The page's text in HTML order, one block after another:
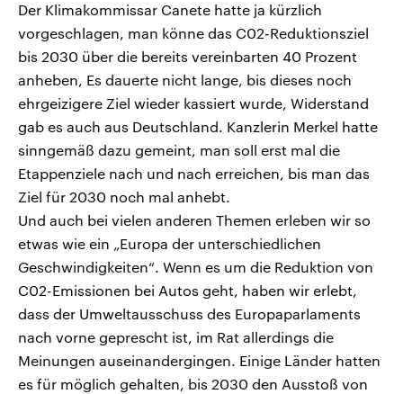
Der Klimakommissar Canete hatte ja kürzlich
vorgeschlagen, man könne das C02-Reduktionsziel
bis 2030 über die bereits vereinbarten 40 Prozent
anheben, Es dauerte nicht lange, bis dieses noch
ehrgeizigere Ziel wieder kassiert wurde, Widerstand
gab es auch aus Deutschland. Kanzlerin Merkel hatte
sinngemäß dazu gemeint, man soll erst mal die
Etappenziele nach und nach erreichen, bis man das
Ziel für 2030 noch mal anhebt.
Und auch bei vielen anderen Themen erleben wir so
etwas wie ein „Europa der unterschiedlichen
Geschwindigkeiten“. Wenn es um die Reduktion von
C02-Emissionen bei Autos geht, haben wir erlebt,
dass der Umweltausschuss des Europaparlaments
nach vorne geprescht ist, im Rat allerdings die
Meinungen auseinandergingen. Einige Länder hatten
es für möglich gehalten, bis 2030 den Ausstoß von